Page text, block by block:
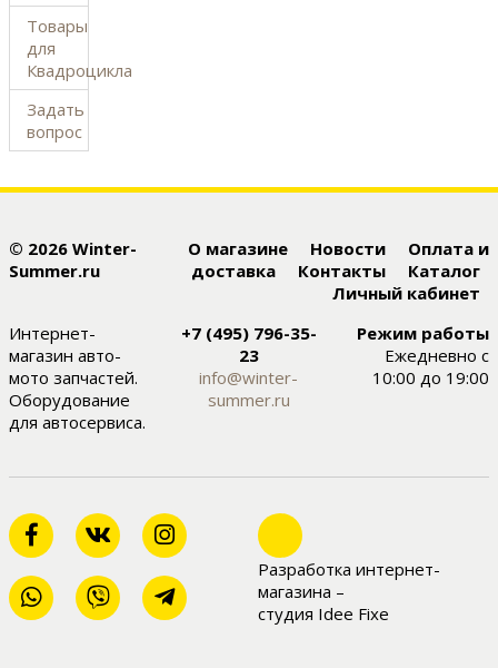
Товары
для
Квадроцикла
Задать
вопрос
О магазине Новости
Оплата и
доставка
Контакты
Каталог
Личный кабинет
© 2026 Winter-
Summer.ru
Интернет-
магазин авто-
мото запчастей.
Оборудование
для автосервиса.
+7 (495) 796-35-
23
info@winter-
summer.ru
Режим работы
Ежедневно с
10:00 до 19:00
Разработка интернет-
магазина –
студия Idee Fixe